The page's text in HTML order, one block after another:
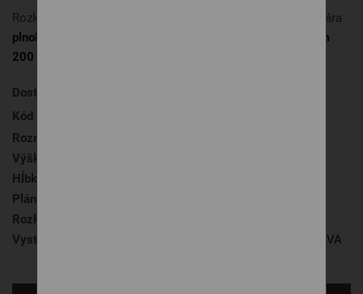
Rozkladacia pohovka so šírkou
Po rozložení vytvára
plnohodnotné lôžko s ortopedickým matracom a rozmerom
200 × 160 cm.
Dostupnosť
Kód produktu
Rozmer
Výška sedenia
Hĺbka sedenia
Plánovacia
Rozklad na lôžko
Vystavená na predajni
BRATISLAVA Bosákova, BRATISLAVA